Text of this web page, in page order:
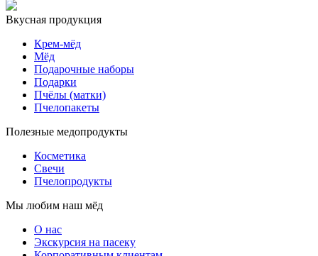
Вкусная продукция
Крем-мёд
Мёд
Подарочные наборы
Подарки
Пчёлы (матки)
Пчелопакеты
Полезные медопродукты
Косметика
Свечи
Пчелопродукты
Мы любим наш мёд
О нас
Экскурсия на пасеку